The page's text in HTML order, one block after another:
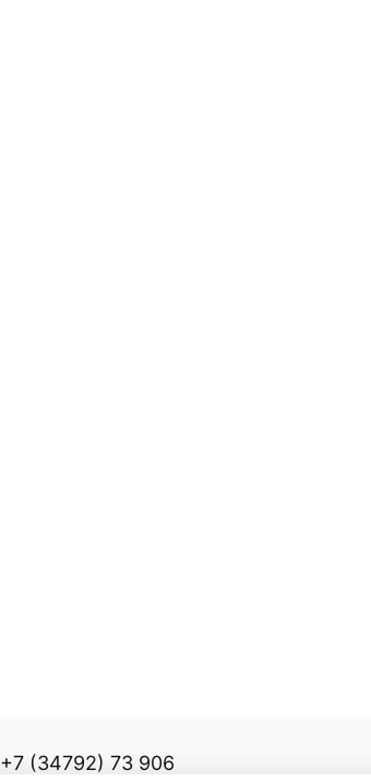
+7 (34792) 73 906